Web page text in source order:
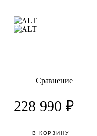
Сравнение
228 990 ₽
В КОРЗИНУ